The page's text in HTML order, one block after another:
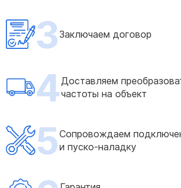
3Заключаем договор
4Доставляем
частоты на объект
5Сопровождаем
и пуско-наладку